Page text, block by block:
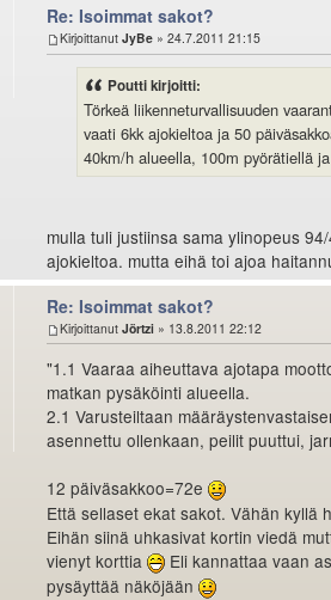
Re: Isoimmat sakot?
Kirjoittanut JyBe» 24.7.2011 21:15
Poutti kirjoitti:
Törkeä liikenneturvallisuuden
vaati 6kk ajokieltoa ja 50
40km/h alueella, 100m pyörätiellä
mulla tuli justiinsa sama ylinopeus
ajokieltoa. mutta eihä toi ajoa
Re: Isoimmat sakot?
Kirjoittanut Jörtzi» 13.8.2011 22:12
"1.1 Vaaraa aiheuttava ajotapa
matkan pysäköinti alueella.
2.1 Varusteiltaan
asennettu ollenkaan, peilit puuttui,
12 päiväsakkoo=72e
Että sellaset ekat sakot. Vähän kyllä
Eihän siinä uhkasivat kortin viedä
vienyt korttia
Eli kannattaa vaan
pysäyttää näköjään